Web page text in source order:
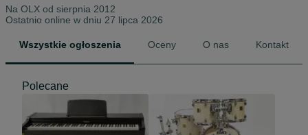
Na OLX od sierpnia 2012
Ostatnio online w dniu 27 lipca 2026
Wszystkie ogłoszenia Oceny O nas Kontakt
Polecane